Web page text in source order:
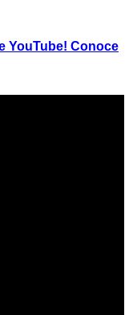
YouTube! Conoce